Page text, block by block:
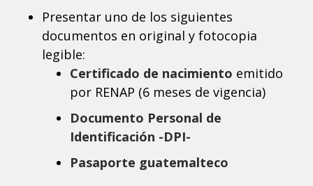
Presentar uno de los siguientes
documentos en original y fotocopia
legible:
Certificado de nacimiento emitido
por RENAP (6 meses de vigencia)
Documento Personal de
Identificación -DPI-
Pasaporte guatemalteco